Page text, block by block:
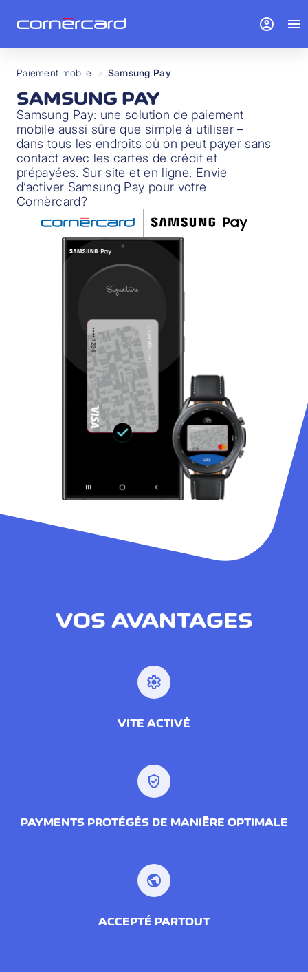
Paiement mobile > Samsung Pay
SAMSUNG PAY
Samsung Pay: une solution de paiement
mobile aussi sûre que simple à utiliser –
dans tous les endroits où on peut payer sans
contact avec les cartes de crédit et
prépayées. Sur site et en ligne. Envie
d’activer Samsung Pay pour votre
Cornèrcard?
VOS AVANTAGES
settings
VITE ACTIVÉ
verified_user
PAYMENTS PROTÉGÉS DE MANIÈRE OPTIMALE
public
ACCEPTÉ PARTOUT
account_circle menu